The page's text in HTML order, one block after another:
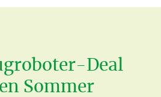
Deal
Sommer